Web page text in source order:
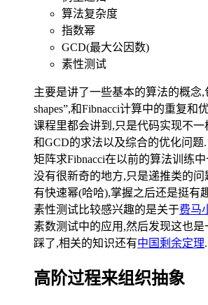
算法复杂度
指数幂
GCD(最大公因数)
素性测试
主要是讲了一些基本的算法的概念,
shapes”,和Fibnacci计算中的重复和
课程里都会讲到,只是代码实现不
和GCD的求法以及综合的优化问题.
矩阵求Fibnacci在以前的算法训练
没有很新奇的地方,只是递推类的
有快速幂(哈哈),掌握之后还是挺有
素性测试比较感兴趣的是关于费马
素数测试中的应用,然后发现这也
踩了,相关的知识还有中国剩余定理.
高阶过程来组织抽象